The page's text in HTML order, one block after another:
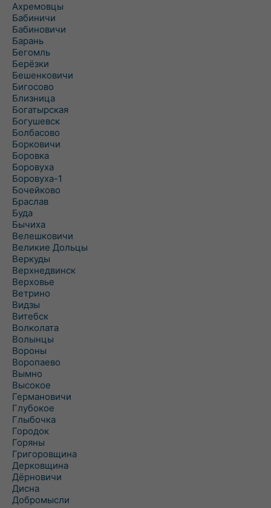
Ахремовцы
Бабиничи
Бабиновичи
Барань
Бегомль
Берёзки
Бешенковичи
Бигосово
Близница
Богатырская
Богушевск
Болбасово
Борковичи
Боровка
Боровуха
Боровуха-1
Бочейково
Браслав
Буда
Бычиха
Велешковичи
Великие Дольцы
Веркуды
Верхнедвинск
Верховье
Ветрино
Видзы
Витебск
Волколата
Волынцы
Вороны
Воропаево
Вымно
Высокое
Германовичи
Глубокое
Глыбочка
Городок
Горяны
Григоровщина
Дерковщина
Дёрновичи
Дисна
Добромысли